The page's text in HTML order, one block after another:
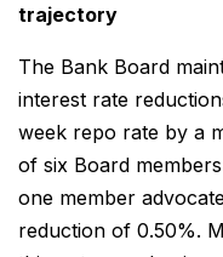
trajectory
The Bank Board
interest rate
week repo rate by a
of six Board
one member
reduction of 0.50%.